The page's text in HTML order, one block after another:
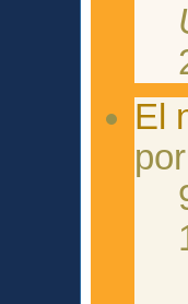
El
por